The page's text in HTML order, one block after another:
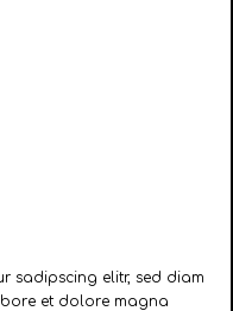
sadipscing elitr, sed diam
et dolore magna